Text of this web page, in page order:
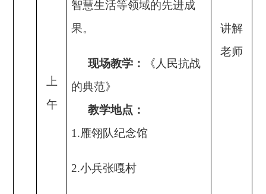
上
午
智慧生活等领域的先进成
果。
现场教学 ：
《人民抗战
的典范》
教学地点：
1.雁翎队纪念馆
2.小兵张嘎村
讲解
老师